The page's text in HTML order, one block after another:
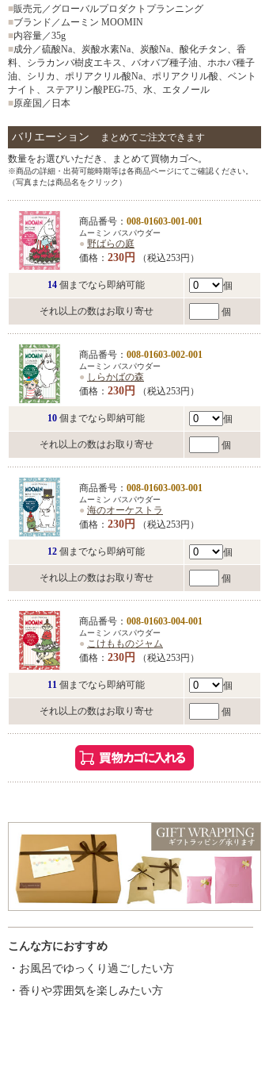
■販売元／グローバルプロダクトプランニング
■ブランド／ムーミン MOOMIN
■内容量／35g
■成分／硫酸Na、炭酸水素Na、炭酸Na、酸化チタン、香
料、シラカンバ樹皮エキス、バオバブ種子油、ホホバ種子
油、シリカ、ポリアクリル酸Na、ポリアクリル酸、ベント
ナイト、ステアリン酸PEG-75、水、エタノール
■原産国／日本
バリエーション
まとめてご注文できます
数量をお選びいただき、まとめて買物カゴへ。
※商品の詳細・出荷可能時期等は各商品ページにてご確認ください。
（写真または商品名をクリック）
商品番号： 008-01603-001-001
ムーミン バスパウダー
● 野ばらの庭
価格： 230円 （税込253円）
14 個までなら即納可能 個
それ以上の数はお取り寄せ 個
商品番号： 008-01603-002-001
ムーミン バスパウダー
● しらかばの森
価格： 230円 （税込253円）
10 個までなら即納可能 個
それ以上の数はお取り寄せ 個
商品番号： 008-01603-003-001
ムーミン バスパウダー
● 海のオーケストラ
価格： 230円 （税込253円）
12 個までなら即納可能 個
それ以上の数はお取り寄せ 個
商品番号： 008-01603-004-001
ムーミン バスパウダー
● こけもものジャム
価格： 230円 （税込253円）
11 個までなら即納可能 個
それ以上の数はお取り寄せ 個
こんな方におすすめ
・お風呂でゆっくり過ごしたい方
・香りや雰囲気を楽しみたい方